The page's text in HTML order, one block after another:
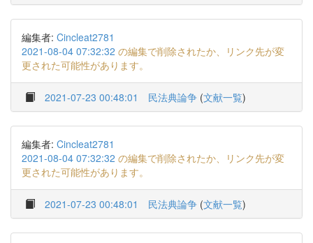
編集者: Cincleat2781
2021-08-04 07:32:32 の編集で削除されたか、リンク先が変
更された可能性があります。
2021-07-23 00:48:01 民法典論争 (文献一覧)
編集者: Cincleat2781
2021-08-04 07:32:32 の編集で削除されたか、リンク先が変
更された可能性があります。
2021-07-23 00:48:01 民法典論争 (文献一覧)